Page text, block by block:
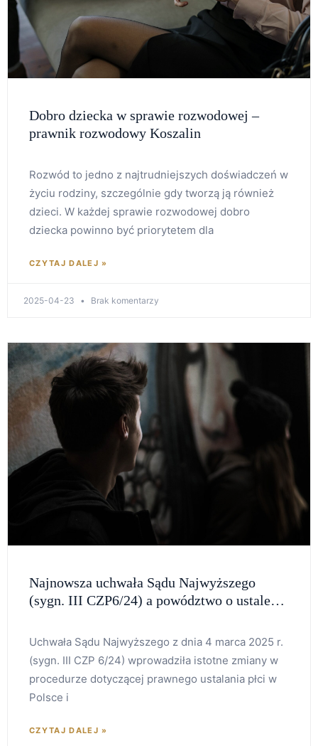
Dobro dziecka w sprawie rozwodowej –
prawnik rozwodowy Koszalin
Rozwód to jedno z najtrudniejszych doświadczeń w
życiu rodziny, szczególnie gdy tworzą ją również
dzieci. W każdej sprawie rozwodowej dobro
dziecka powinno być priorytetem dla
CZYTAJ DALEJ »
2025-04-23 Brak komentarzy
Najnowsza uchwała Sądu Najwyższego
(sygn. III CZP6/24) a powództwo o ustalenie
Uchwała Sądu Najwyższego z dnia 4 marca 2025 r.
(sygn. III CZP 6/24) wprowadziła istotne zmiany w
procedurze dotyczącej prawnego ustalania płci w
Polsce i
CZYTAJ DALEJ »